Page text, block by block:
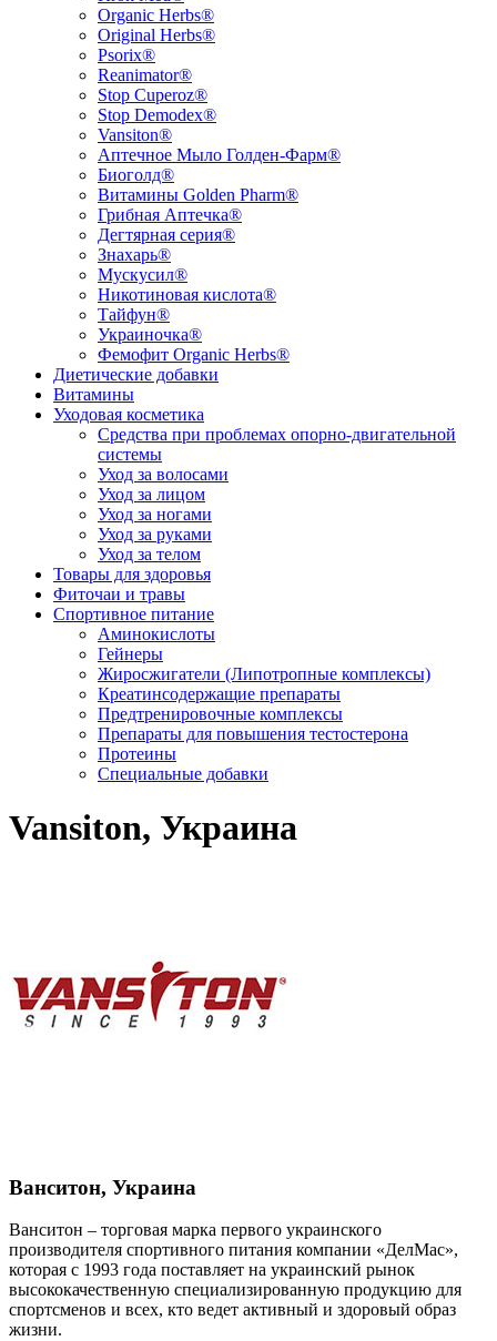
Organic Herbs®
Original Herbs®
Psorix®
Reanimator®
Stop Cuperoz®
Stop Demodex®
Vansiton®
Аптечное Мыло Голден-Фарм®
Биоголд®
Витамины Golden Pharm®
Грибная Аптечка®
Дегтярная серия®
Знахарь®
Мускусил®
Никотиновая кислота®
Тайфун®
Украиночка®
Фемофит Organic Herbs®
Диетические добавки
Витамины
Уходовая косметика
Средства при проблемах опорно-двигательной
системы
Уход за волосами
Уход за лицом
Уход за ногами
Уход за руками
Уход за телом
Товары для здоровья
Фиточаи и травы
Спортивное питание
Аминокислоты
Гейнеры
Жиросжигатели (Липотропные комплексы)
Креатинсодержащие препараты
Предтренировочные комплексы
Препараты для повышения тестостерона
Протеины
Специальные добавки
Vansiton, Украина
Ванситон, Украина
Ванситон – торговая марка первого украинского
производителя спортивного питания компании «ДелМас»,
которая с 1993 года поставляет на украинский рынок
высококачественную специализированную продукцию для
спортсменов и всех, кто ведет активный и здоровый образ
жизни.